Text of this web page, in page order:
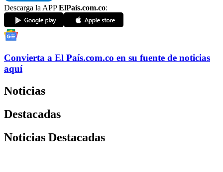
Descarga la APPElPaís.com.co:
Convierta a El País.com.co en su fuente de noticias
aquí
Noticias
Destacadas
Noticias Destacadas